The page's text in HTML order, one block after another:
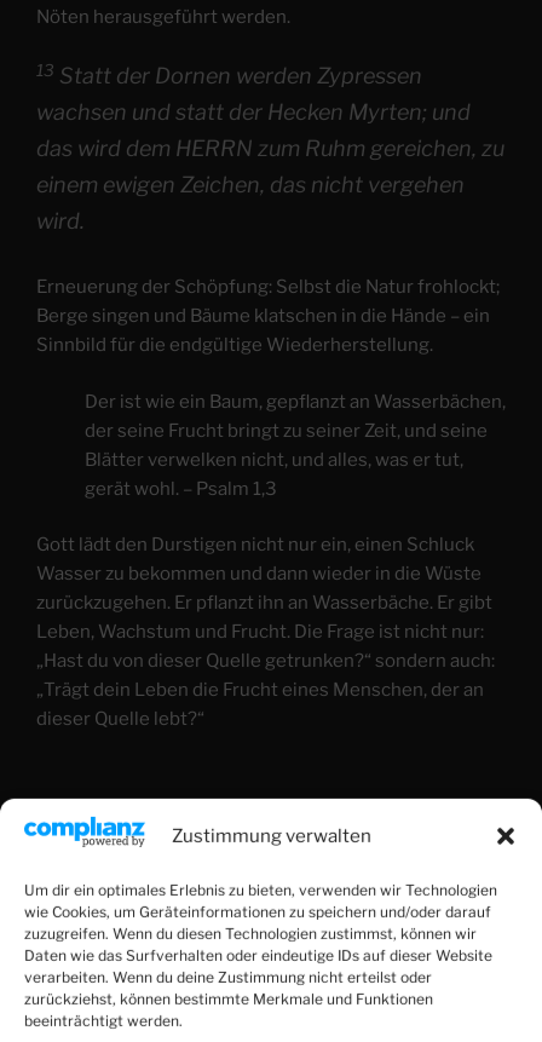
Zustimmung verwalten
Um dir ein optimales Erlebnis zu bieten, verwenden wir Technologien
wie Cookies, um Geräteinformationen zu speichern und/oder darauf
zuzugreifen. Wenn du diesen Technologien zustimmst, können wir
Daten wie das Surfverhalten oder eindeutige IDs auf dieser Website
verarbeiten. Wenn du deine Zustimmung nicht erteilst oder
zurückziehst, können bestimmte Merkmale und Funktionen
beeinträchtigt werden.
Nöten herausgeführt werden.
13 Statt der Dornen werden Zypressen
wachsen und statt der Hecken Myrten; und
das wird dem HERRN zum Ruhm gereichen, zu
einem ewigen Zeichen, das nicht vergehen
wird.
Erneuerung der Schöpfung: Selbst die Natur frohlockt;
Berge singen und Bäume klatschen in die Hände – ein
Sinnbild für die endgültige Wiederherstellung.
Der ist wie ein Baum, gepflanzt an Wasserbächen,
der seine Frucht bringt zu seiner Zeit, und seine
Blätter verwelken nicht, und alles, was er tut,
gerät wohl. – Psalm 1,3
Gott lädt den Durstigen nicht nur ein, einen Schluck
Wasser zu bekommen und dann wieder in die Wüste
zurückzugehen. Er pflanzt ihn an Wasserbäche. Er gibt
Leben, Wachstum und Frucht. Die Frage ist nicht nur:
„Hast du von dieser Quelle getrunken?“ sondern auch:
„Trägt dein Leben die Frucht eines Menschen, der an
dieser Quelle lebt?“
AM
Das Wunder der Gnade Gottes